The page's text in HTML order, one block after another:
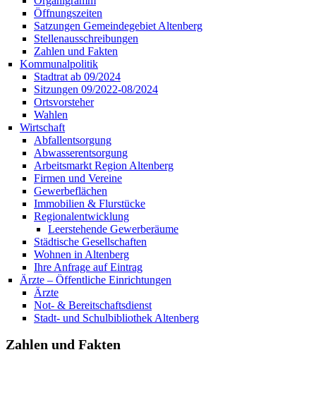
Öffnungszeiten
Satzungen Gemeindegebiet Altenberg
Stellenausschreibungen
Zahlen und Fakten
Kommunalpolitik
Stadtrat ab 09/2024
Sitzungen 09/2022-08/2024
Ortsvorsteher
Wahlen
Wirtschaft
Abfallentsorgung
Abwasserentsorgung
Arbeitsmarkt Region Altenberg
Firmen und Vereine
Gewerbeflächen
Immobilien & Flurstücke
Regionalentwicklung
Leerstehende Gewerberäume
Städtische Gesellschaften
Wohnen in Altenberg
Ihre Anfrage auf Eintrag
Ärzte – Öffentliche Einrichtungen
Ärzte
Not- & Bereitschaftsdienst
Stadt- und Schulbibliothek Altenberg
Zahlen und Fakten